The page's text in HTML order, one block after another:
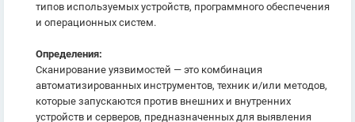
типов используемых устройств, программного обеспечения
и операционных систем.
Определения:
Сканирование уязвимостей — это комбинация
автоматизированных инструментов, техник и/или методов,
которые запускаются против внешних и внутренних
устройств и серверов, предназначенных для выявления